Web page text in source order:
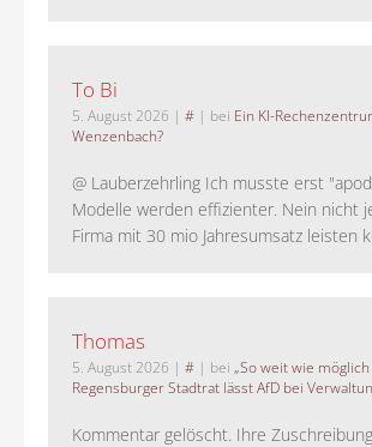
To Bi
5. August 2026 | # | bei Ein KI-
Wenzenbach?
@ Lauberzehrling Ich musste erst
Modelle werden effizienter. Nein nicht
Firma mit 30 mio Jahresumsatz leisten
Thomas
5. August 2026 | # | bei „So weit wie
Regensburger Stadtrat lässt AfD bei
Kommentar gelöscht. Ihre